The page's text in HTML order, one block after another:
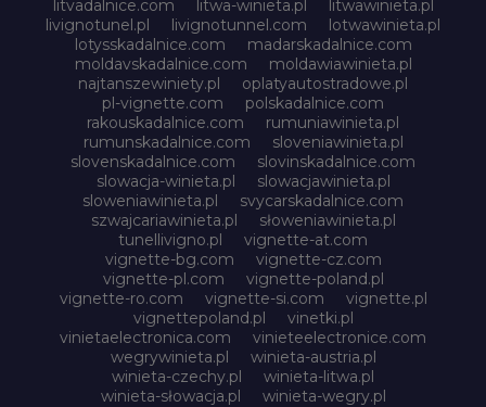
litvadalnice.com
litwa-winieta.pl
litwawinieta.pl
livignotunel.pl
livignotunnel.com
lotwawinieta.pl
lotysskadalnice.com
madarskadalnice.com
moldavskadalnice.com
moldawiawinieta.pl
najtanszewiniety.pl
oplatyautostradowe.pl
pl-vignette.com
polskadalnice.com
rakouskadalnice.com
rumuniawinieta.pl
rumunskadalnice.com
sloveniawinieta.pl
slovenskadalnice.com
slovinskadalnice.com
slowacja-winieta.pl
slowacjawinieta.pl
sloweniawinieta.pl
svycarskadalnice.com
szwajcariawinieta.pl
słoweniawinieta.pl
tunellivigno.pl
vignette-at.com
vignette-bg.com
vignette-cz.com
vignette-pl.com
vignette-poland.pl
vignette-ro.com
vignette-si.com
vignette.pl
vignettepoland.pl
vinetki.pl
vinietaelectronica.com
vinieteelectronice.com
wegrywinieta.pl
winieta-austria.pl
winieta-czechy.pl
winieta-litwa.pl
winieta-słowacja.pl
winieta-wegry.pl